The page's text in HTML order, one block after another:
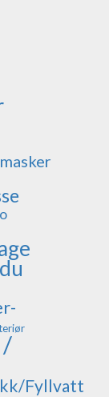
/
Fyllvatt